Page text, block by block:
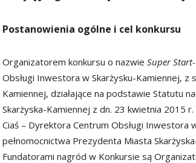
Postanowienia ogólne i cel konkursu
Organizatorem konkursu o nazwie Super
Obsługi Inwestora w Skarżysku-Kamiennej,
Kamiennej, działające na podstawie Statutu
Skarżyska-Kamiennej z dn. 23 kwietnia 2015
Ciaś – Dyrektora Centrum Obsługi Inwestora
pełnomocnictwa Prezydenta Miasta
Fundatorami nagród w Konkursie są